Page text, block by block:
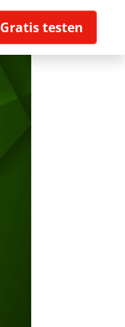
Gratis testen